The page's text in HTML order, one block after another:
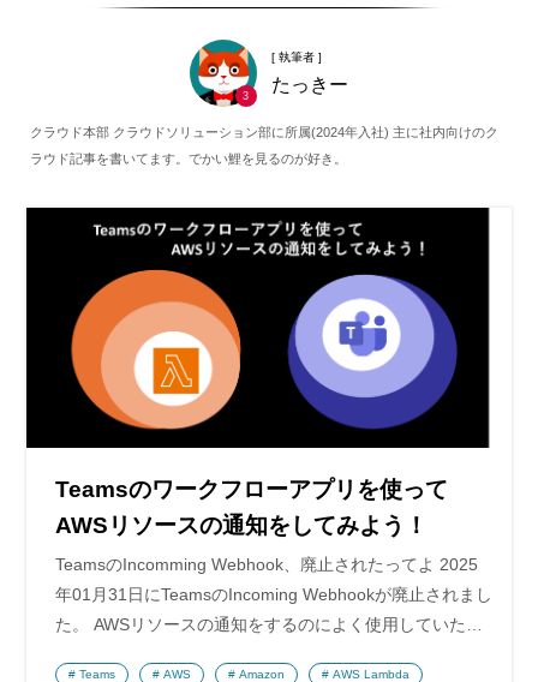
3
[ 執筆者 ]
たっきー
クラウド本部 クラウドソリューション部に所属(2024年入社) 主に社内向けのク
ラウド記事を書いてます。でかい鯉を見るのが好き。
Teamsのワークフローアプリを使って
AWSリソースの通知をしてみよう！
TeamsのIncomming Webhook、廃止されたってよ 2025
年01月31日にTeamsのIncoming Webhookが廃止されまし
た。 AWSリソースの通知をするのによく使用していた…
Teams AWS Amazon AWS Lambda